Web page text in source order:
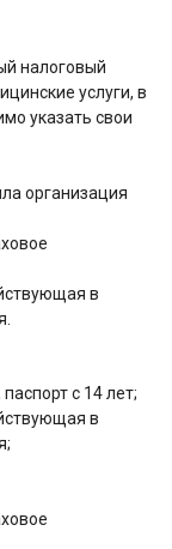
налоговый
услуги, в
указать свои
организация
в
с 14 лет;
в